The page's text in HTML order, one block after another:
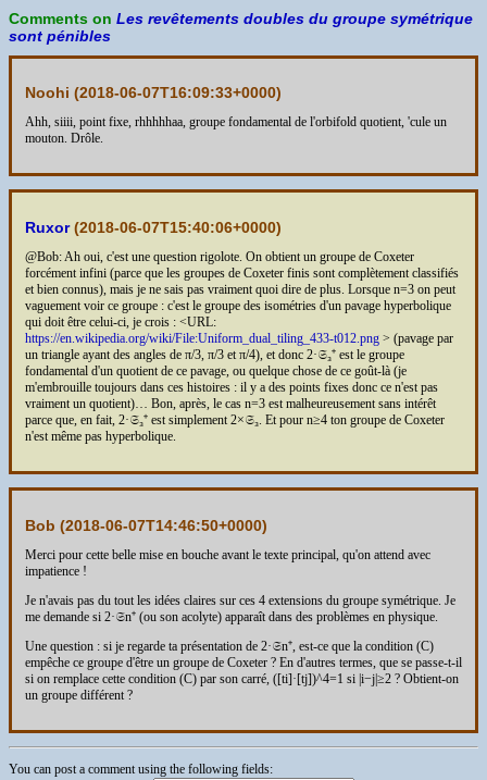
Comments on Les revêtements doubles du groupe symétrique
sont pénibles
Noohi (2018-06-07T16:09:33+0000)
Ahh, siiii, point fixe, rhhhhhaa, groupe fondamental de l'orbifold quotient, 'cule un
mouton. Drôle.
Ruxor(2018-06-07T15:40:06+0000)
@Bob: Ah oui, c'est une question rigolote. On obtient un groupe de Coxeter
forcément infini (parce que les groupes de Coxeter finis sont complètement classifiés
et bien connus), mais je ne sais pas vraiment quoi dire de plus. Lorsque n=3 on peut
vaguement voir ce groupe : c'est le groupe des isométries d'un pavage hyperbolique
qui doit être celui-ci, je crois : <URL:
https://en.wikipedia.org/wiki/File:Uniform_dual_tiling_433-t012.png > (pavage par
un triangle ayant des angles de π/3, π/3 et π/4), et donc 2·𝔖₃⁺ est le groupe
fondamental d'un quotient de ce pavage, ou quelque chose de ce goût-là (je
m'embrouille toujours dans ces histoires : il y a des points fixes donc ce n'est pas
vraiment un quotient)… Bon, après, le cas n=3 est malheureusement sans intérêt
parce que, en fait, 2·𝔖₃⁺ est simplement 2×𝔖₃. Et pour n≥4 ton groupe de Coxeter
n'est même pas hyperbolique.
Bob (2018-06-07T14:46:50+0000)
Merci pour cette belle mise en bouche avant le texte principal, qu'on attend avec
impatience !
Je n'avais pas du tout les idées claires sur ces 4 extensions du groupe symétrique. Je
me demande si 2·𝔖n⁺ (ou son acolyte) apparaît dans des problèmes en physique.
Une question : si je regarde ta présentation de 2·𝔖n⁺, est-ce que la condition (C)
empêche ce groupe d'être un groupe de Coxeter ? En d'autres termes, que se passe-t-il
si on remplace cette condition (C) par son carré, ([ti]·[tj])^4=1 si |i−j|≥2 ? Obtient-on
un groupe différent ?
You can post a comment using the following fields: